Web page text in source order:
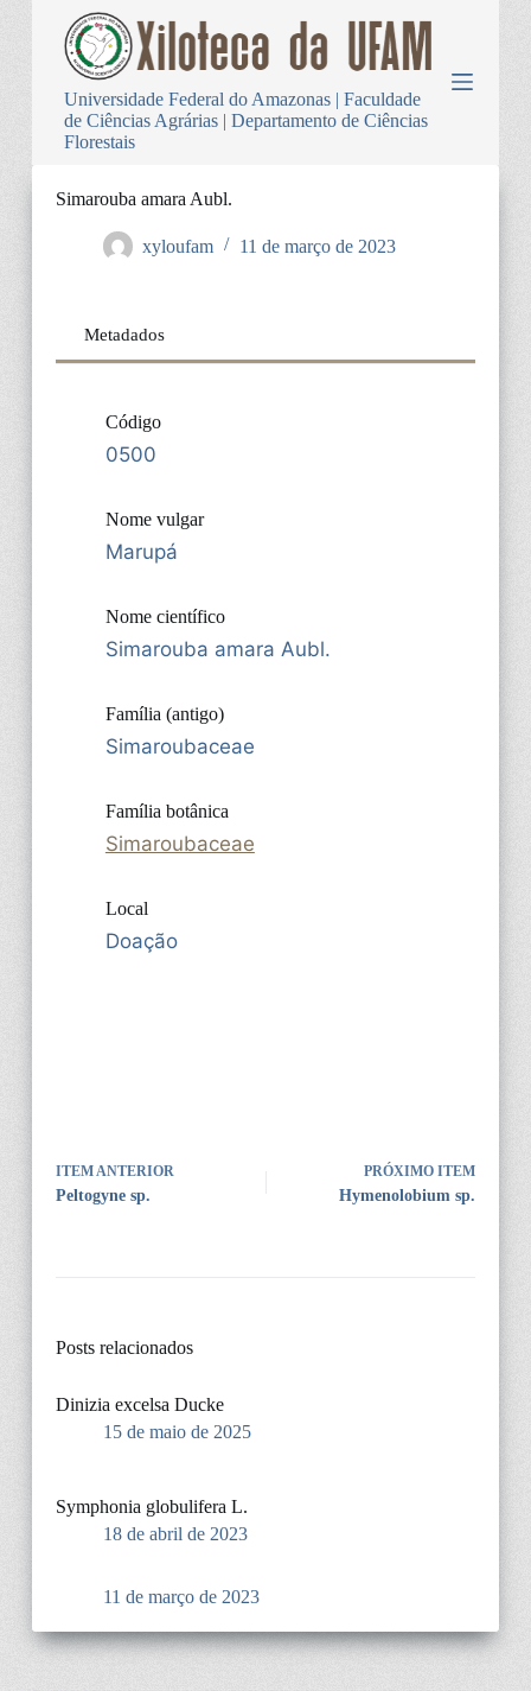
Universidade Federal do Amazonas | Faculdade
de Ciências Agrárias | Departamento de Ciências
Florestais
Simarouba amara Aubl.
xyloufam 11 de março de 2023
Metadados
Código
0500
Nome vulgar
Marupá
Nome científico
Simarouba amara Aubl.
Família (antigo)
Simaroubaceae
Família botânica
Simaroubaceae
Local
Doação
ITEM ANTERIOR
Peltogyne sp.
PRÓXIMO ITEM
Hymenolobium sp.
Posts relacionados
Dinizia excelsa Ducke
15 de maio de 2025
Symphonia globulifera L.
18 de abril de 2023
11 de março de 2023